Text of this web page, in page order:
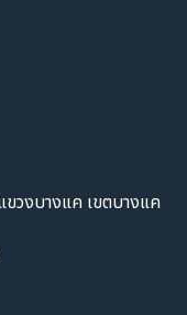
วงบางแค เขตบางแค